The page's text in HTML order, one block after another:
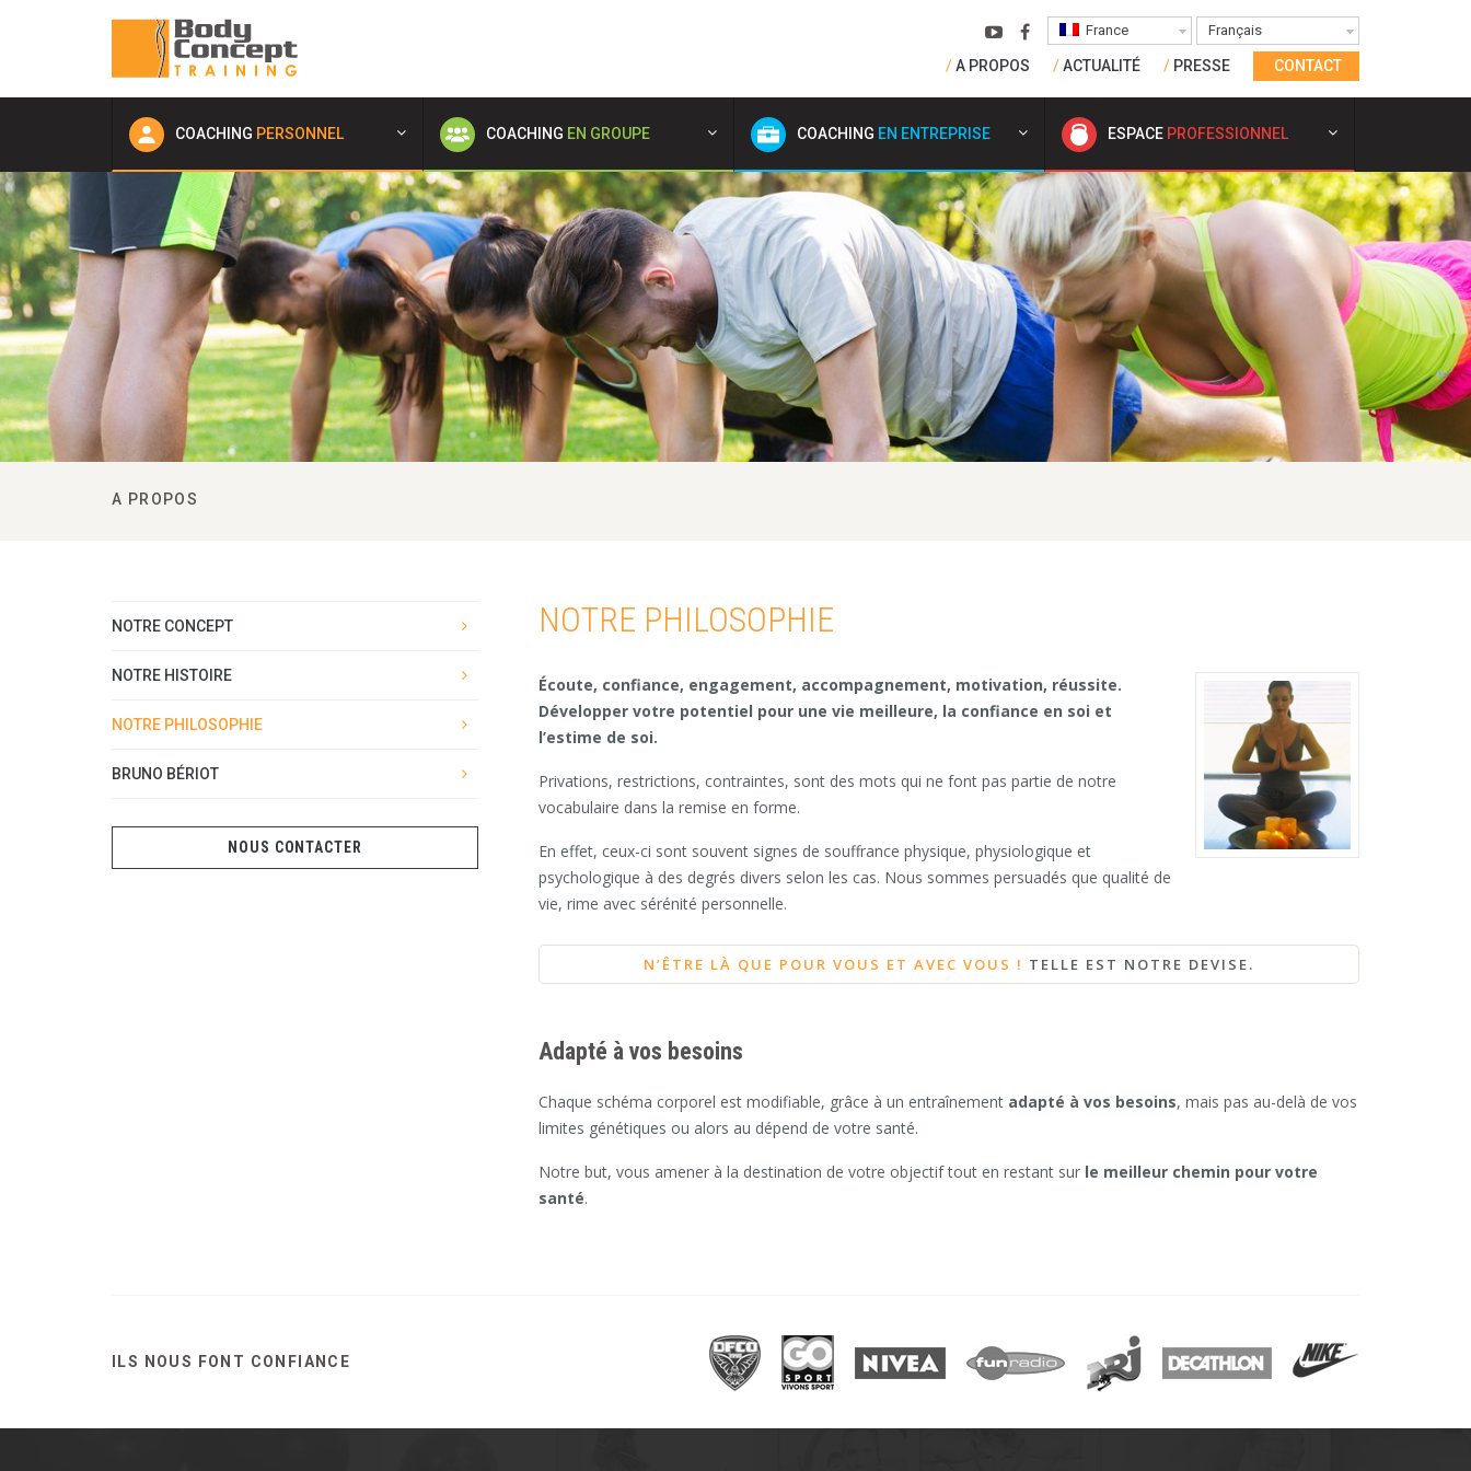
France Français
A PROPOS ACTUALITÉ PRESSE CONTACT
COACHING PERSONNEL COACHING EN GROUPE COACHING EN ENTREPRISE ESPACE PROFESSIONNEL
A PROPOS
NOTRE CONCEPT
NOTRE HISTOIRE
NOTRE PHILOSOPHIE
BRUNO BÉRIOT
NOUS CONTACTER
NOTRE PHILOSOPHIE
Écoute, confiance, engagement, accompagnement, motivation, réussite.
Développer votre potentiel pour une vie meilleure, la confiance en soi et
l’estime de soi.
Privations, restrictions, contraintes, sont des mots qui ne font pas partie de notre
vocabulaire dans la remise en forme.
En effet, ceux-ci sont souvent signes de souffrance physique, physiologique et
psychologique à des degrés divers selon les cas. Nous sommes persuadés que qualité de
vie, rime avec sérénité personnelle.
N’ÊTRE LÀ QUE POUR VOUS ET AVEC VOUS ! TELLE EST NOTRE DEVISE.
Adapté à vos besoins
Chaque schéma corporel est modifiable, grâce à un entraînement adapté à vos besoins, mais pas au-delà de vos
limites génétiques ou alors au dépend de votre santé.
Notre but, vous amener à la destination de votre objectif tout en restant sur le meilleur chemin pour votre
santé.
ILS NOUS FONT CONFIANCE